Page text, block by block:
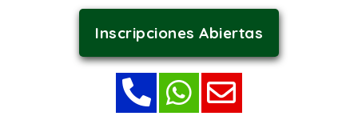
Inscripciones Abiertas